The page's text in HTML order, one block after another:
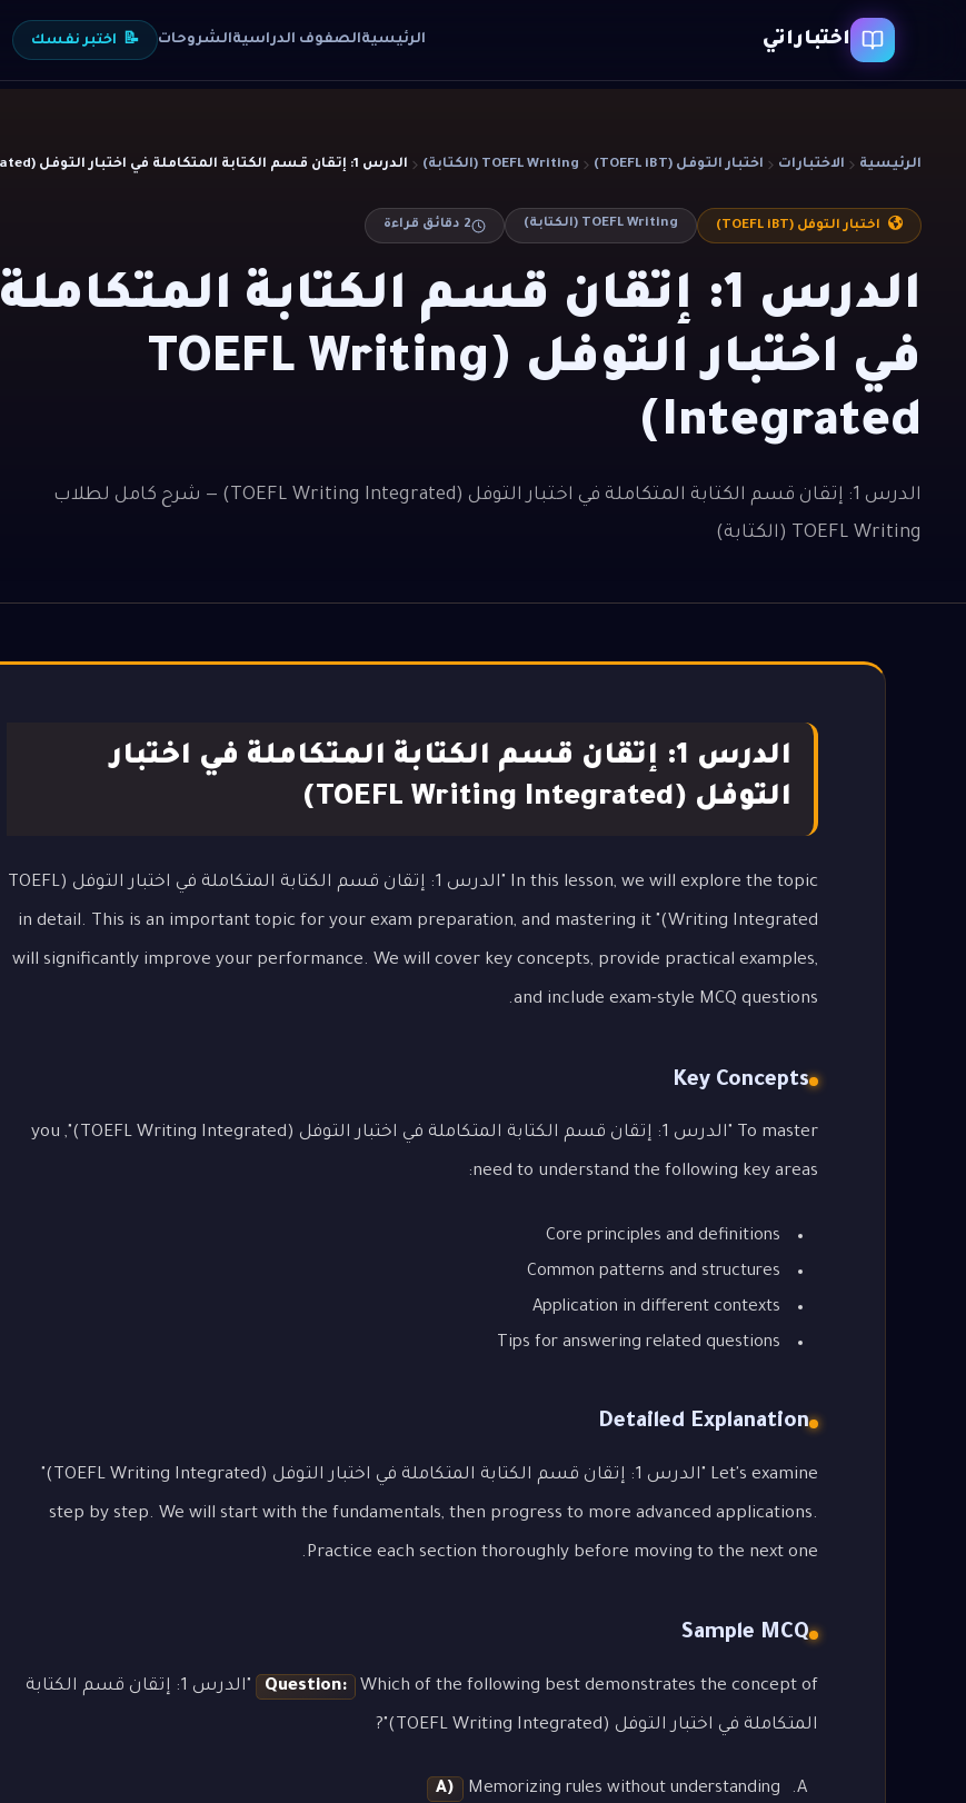
اختباراتي الرئيسيةالصفوف الدراسيةالشروحات 📝 اختبر نفسك
الرئيسية الاختبارات اختبار التوفل (TOEFL iBT) TOEFL Writing (الكتابة) الدرس 1: إتقان قسم الكتابة المتكاملة في اختبار التوفل (TOEFL Writing Integrated)
اختبار التوفل (TOEFL iBT) TOEFL Writing (الكتابة) 2 دقائق قراءة
الدرس 1: إتقان قسم الكتابة المتكاملة
في اختبار التوفل (TOEFL Writing
Integrated)
الدرس 1: إتقان قسم الكتابة المتكاملة في اختبار التوفل (TOEFL Writing Integrated) — شرح كامل لطلاب
TOEFL Writing (الكتابة)
الدرس 1: إتقان قسم الكتابة المتكاملة في اختبار
التوفل (TOEFL Writing Integrated)
In this lesson, we will explore the topic "الدرس 1: إتقان قسم الكتابة المتكاملة في اختبار التوفل (TOEFL
Writing Integrated)" in detail. This is an important topic for your exam preparation, and mastering it
will significantly improve your performance. We will cover key concepts, provide practical examples,
and include exam-style MCQ questions.
Key Concepts
To master "الدرس 1: إتقان قسم الكتابة المتكاملة في اختبار التوفل (TOEFL Writing Integrated)", you
need to understand the following key areas:
Core principles and definitions
Common patterns and structures
Application in different contexts
Tips for answering related questions
Detailed Explanation
Let's examine "الدرس 1: إتقان قسم الكتابة المتكاملة في اختبار التوفل (TOEFL Writing Integrated)"
step by step. We will start with the fundamentals, then progress to more advanced applications.
Practice each section thoroughly before moving to the next one.
Sample MCQ
Question: Which of the following best demonstrates the concept of "الدرس 1: إتقان قسم الكتابة
المتكاملة في اختبار التوفل (TOEFL Writing Integrated)"?
A)
Memorizing rules without understanding